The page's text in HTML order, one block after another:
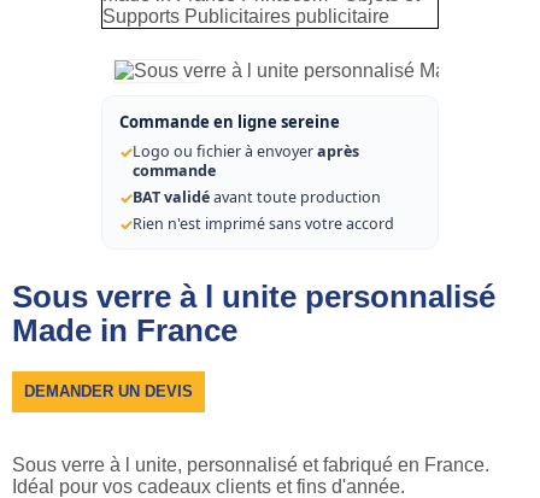
Commande en ligne sereine
✓Logo ou fichier à envoyeraprès
commande
✓BAT validéavant toute production
✓Rien n'est imprimé sans votre accord
Sous verre à l unite personnalisé
Made in France
DEMANDER UN DEVIS
Sous verre à l unite, personnalisé et fabriqué en France.
Idéal pour vos cadeaux clients et fins d'année.